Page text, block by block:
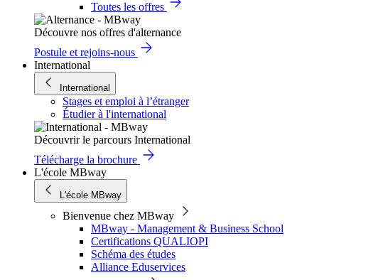
Toutes les offres
Découvre nos offres d'alternance
Postule et rejoins-nous
International
International
Stages et emploi à l’étranger
Étudier à l'international
Découvrir le parcours International
Télécharge la brochure
L'école MBway
L'école MBway
Bienvenue chez MBway
MBway - Management & Business School
Certifications QUALIOPI
Schéma des études
Alliance Eduservices